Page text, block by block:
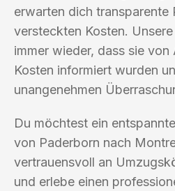
erwarten dich transparente
versteckten Kosten.
immer wieder, dass sie
Kosten informiert wurden
unangenehmen
Du möchtest ein
von Paderborn nach
vertrauensvoll an
und erlebe einen